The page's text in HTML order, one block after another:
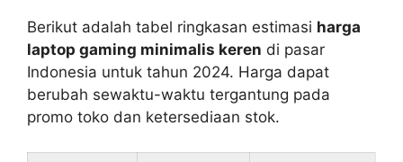
Berikut adalah tabel ringkasan estimasi harga
laptop gaming minimalis keren di pasar
Indonesia untuk tahun 2024. Harga dapat
berubah sewaktu-waktu tergantung pada
promo toko dan ketersediaan stok.